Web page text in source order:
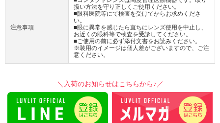
注意事項
扱い方法を守り正しくご使用ください。
■眼科医院等にて検査を受けてからお求めくださ
い。
■眼に異常を感じたら直ちにレンズ使用を中止し、
お近くの眼科等で検査を受診してください。
■ご使用の前に必ず添付文書をお読みください。
※装用のイメージは個人差がございますので、ご注
意ください。
＼入荷のお知らせはこちらから♪／